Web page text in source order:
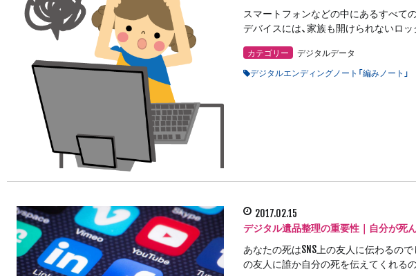
スマートフォンなどの中にあるすべて
デバイスには、家族も開けられないロ
カテゴリー
デジタルデータ
デジタルエンディングノート「編みノート」
2017.02.15
デジタル遺品整理の重要性｜自分が死
あなたの死はSNS上の友人に伝わるの
の友人に誰か自分の死を伝えてくれる